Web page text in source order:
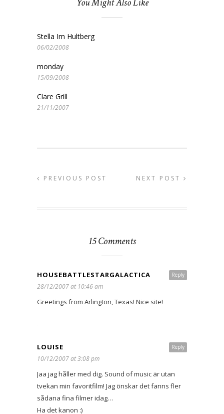
Stella Im Hultberg
06/02/2008
monday
15/09/2008
Clare Grill
21/11/2007
PREVIOUS POST NEXT POST
15 Comments
Reply
HOUSEBATTLESTARGALACTICA
28/12/2007 at 10:46 am
Greetings from Arlington, Texas! Nice site!
Reply
LOUISE
10/12/2007 at 3:08 pm
Jaa jag håller med dig. Sound of music är utan
tvekan min favoritfilm! Jag önskar det fanns fler
sådana fina filmer idag…
Ha det kanon :)